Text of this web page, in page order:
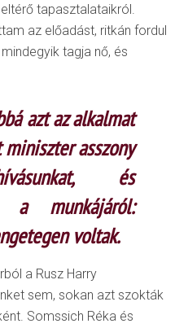
tapasztalataikról.
az előadást, ritkán fordul
tagja nő, és
azt az alkalmat
miniszter asszony
és
a munkájáról:
voltak.
a Rusz Harry
sem, sokan azt szokták
Somssich Réka és